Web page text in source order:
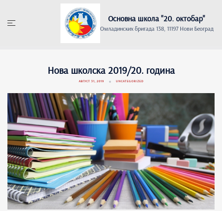
content
Основна школа "20. oктобар"
Омладинских бригада 138, 11197 Нови Београд
Нова школска 2019/20. година
АВГУСТ 31, 2019 UNCATEGORIZED